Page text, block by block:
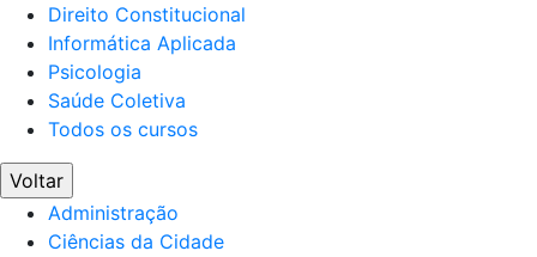
Direito Constitucional
Informática Aplicada
Psicologia
Saúde Coletiva
Todos os cursos
Voltar
Administração
Ciências da Cidade